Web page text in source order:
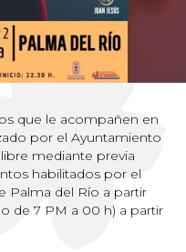
que le acompañen en
por el Ayuntamiento
mediante previa
habilitados por el
Palma del Río a partir
de 7 PM a 00 h) a partir